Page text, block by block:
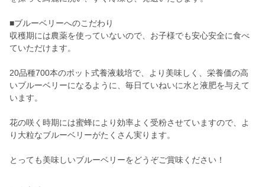
■ブルーベリーへのこだわり
収穫期には農薬を使っていないので、お子様でも安心安全に食べ
ていただけます。
20品種700本のポット式養液栽培で、より美味しく、栄養価の高
いブルーベリーになるように、毎日ていねいに水と液肥を与えて
います。
花の咲く時期には蜜蜂により効率よく受粉させていますので、よ
り大粒なブルーベリーがたくさん実ります。
とっても美味しいブルーベリーをどうぞご賞味ください！